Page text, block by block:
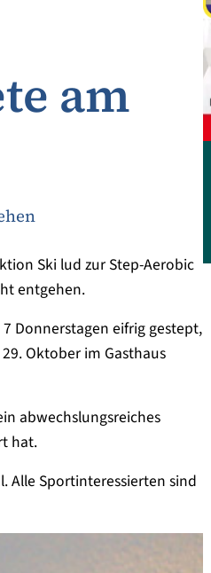
am
Ski lud zur Step-Aerobic
entgehen.
Donnerstagen eifrig gestept,
Oktober im Gasthaus
abwechslungsreiches
hat.
Alle Sportinteressierten sind